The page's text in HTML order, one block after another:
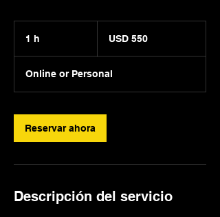
1 h
estadounidenses
USD 550
Online or Personal
Reservar ahora
Descripción del servicio